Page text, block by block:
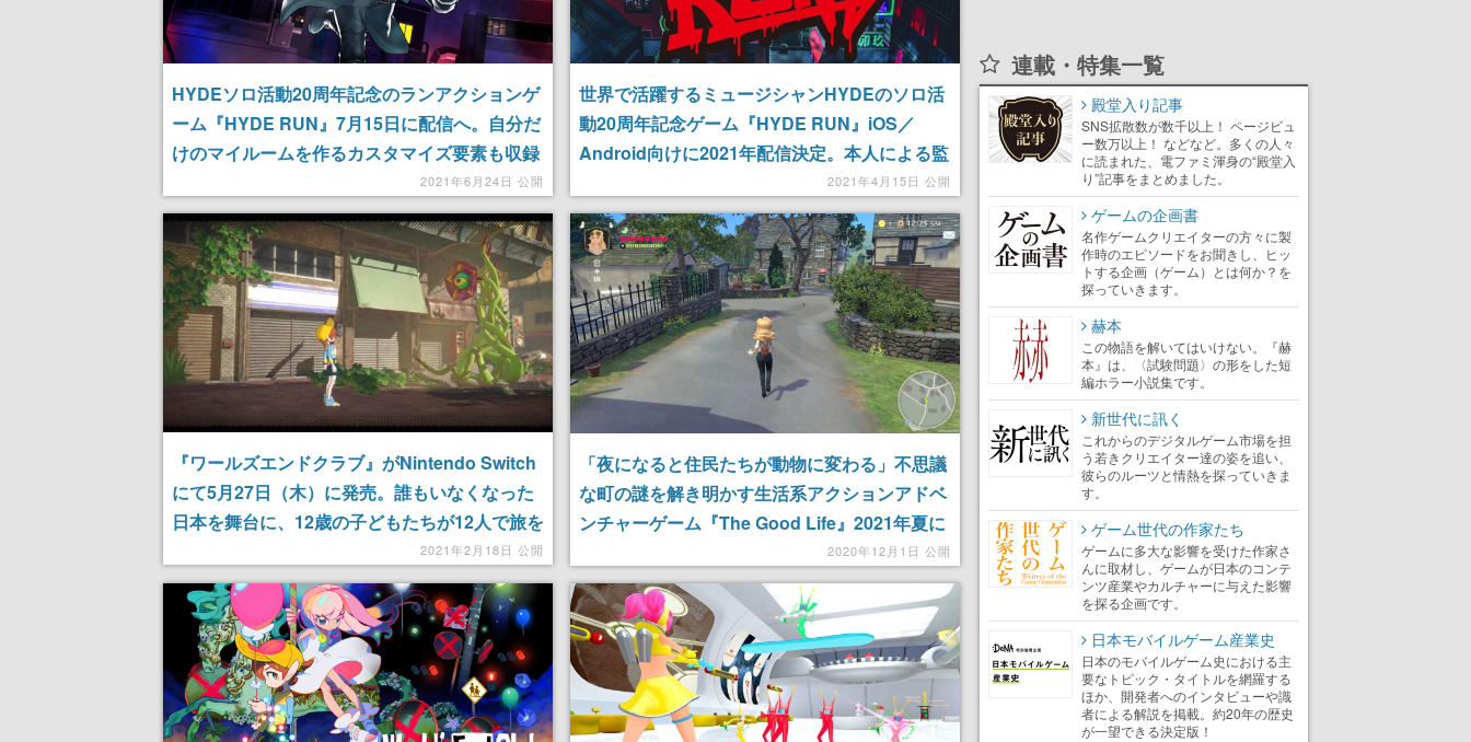
HYDEソロ活動20周年記念のランアクションゲ
ーム『HYDE RUN』7月15日に配信へ。自分だ
けのマイルームを作るカスタマイズ要素も収録
2021年6月24日 公開
世界で活躍するミュージシャンHYDEのソロ活
動20周年記念ゲーム『HYDE RUN』iOS／
Android向けに2021年配信決定。本人による監
修のもとグランディングが開発を担当2021年4月15日 公開
『ワールズエンドクラブ』がNintendo Switch
にて5月27日（木）に発売。誰もいなくなった
日本を舞台に、12歳の子どもたちが12人で旅を
するサスペンスパズルアクションゲーム
2021年2月18日 公開
「夜になると住民たちが動物に変わる」不思議
な町の謎を解き明かす生活系アクションアドベ
ンチャーゲーム『The Good Life』2021年夏に
2020年12月1日 公開
連載・特集一覧
殿堂入り記事
SNS拡散数が数千以上！ ページビュ
ー数万以上！ などなど。多くの人々
に読まれた、電ファミ渾身の“殿堂入
り”記事をまとめました。
ゲームの企画書
名作ゲームクリエイターの方々に製
作時のエピソードをお聞きし、ヒッ
トする企画（ゲーム）とは何か？を
探っていきます。
赫本
この物語を解いてはいけない。『赫
本』は、〈試験問題〉の形をした短
編ホラー小説集です。
新世代に訊く
これからのデジタルゲーム市場を担
う若きクリエイター達の姿を追い、
彼らのルーツと情熱を探っていきま
す。
ゲーム世代の作家たち
ゲームに多大な影響を受けた作家さ
んに取材し、ゲームが日本のコンテ
ンツ産業やカルチャーに与えた影響
を探る企画です。
日本モバイルゲーム産業史
日本のモバイルゲーム史における主
要なトピック・タイトルを網羅する
ほか、開発者へのインタビューや識
者による解説を掲載。約20年の歴史
が一望できる決定版！